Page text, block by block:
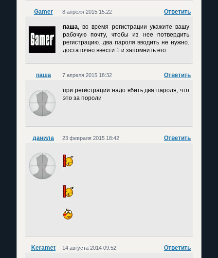
Gamer Ответить
8 апреля 2015 15:22
паша , во время регистрации укажите вашу
рабочую почту, чтобы из нее потвердить
регистрацию. два пароля вводить не нужно.
достаточно ввести 1 и запомнить его.
паша Ответить
7 апреля 2015 18:32
при регистрации надо вбить два пароля, что
это за пороли
данила Ответить
23 февраля 2015 18:42
Keramet Ответить
14 августа 2014 09:52